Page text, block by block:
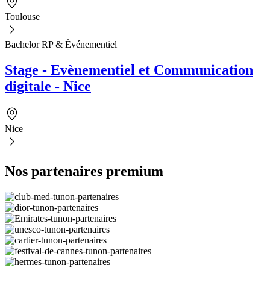
Toulouse
Bachelor RP & Événementiel
Stage - Evènementiel et Communication
digitale - Nice
Nice
Nos partenaires premium